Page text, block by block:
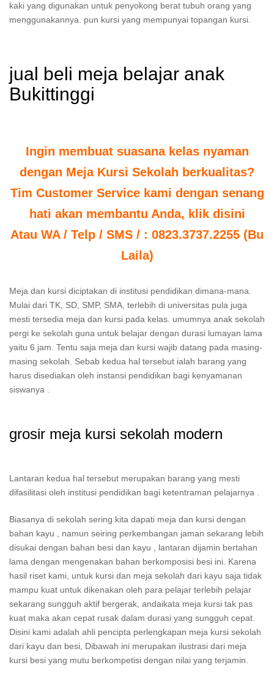
kaki yang digunakan untuk penyokong berat tubuh orang yang
menggunakannya. pun kursi yang mempunyai topangan kursi.
jual beli meja belajar anak
Bukittinggi
Ingin membuat suasana kelas nyaman
dengan Meja Kursi Sekolah berkualitas?
Tim Customer Service kami dengan senang
hati akan membantu Anda, klik disini
Atau WA / Telp / SMS / : 0823.3737.2255 (Bu
Laila)
Meja dan kursi diciptakan di institusi pendidikan dimana-mana.
Mulai dari TK, SD, SMP, SMA, terlebih di universitas pula juga
mesti tersedia meja dan kursi pada kelas. umumnya anak sekolah
pergi ke sekolah guna untuk belajar dengan durasi lumayan lama
yaitu 6 jam. Tentu saja meja dan kursi wajib datang pada masing-
masing sekolah. Sebab kedua hal tersebut ialah barang yang
harus disediakan oleh instansi pendidikan bagi kenyamanan
siswanya .
grosir meja kursi sekolah modern
Lantaran kedua hal tersebut merupakan barang yang mesti
difasilitasi oleh institusi pendidikan bagi ketentraman pelajarnya .
Biasanya di sekolah sering kita dapati meja dan kursi dengan
bahan kayu , namun seiring perkembangan jaman sekarang lebih
disukai dengan bahan besi dan kayu , lantaran dijamin bertahan
lama dengan mengenakan bahan berkomposisi besi ini. Karena
hasil riset kami, untuk kursi dan meja sekolah dari kayu saja tidak
mampu kuat untuk dikenakan oleh para pelajar terlebih pelajar
sekarang sungguh aktif bergerak, andaikata meja kursi tak pas
kuat maka akan cepat rusak dalam durasi yang sungguh cepat.
Disini kami adalah ahli pencipta perlengkapan meja kursi sekolah
dari kayu dan besi, Dibawah ini merupakan ilustrasi dari meja
kursi besi yang mutu berkompetisi dengan nilai yang terjamin.